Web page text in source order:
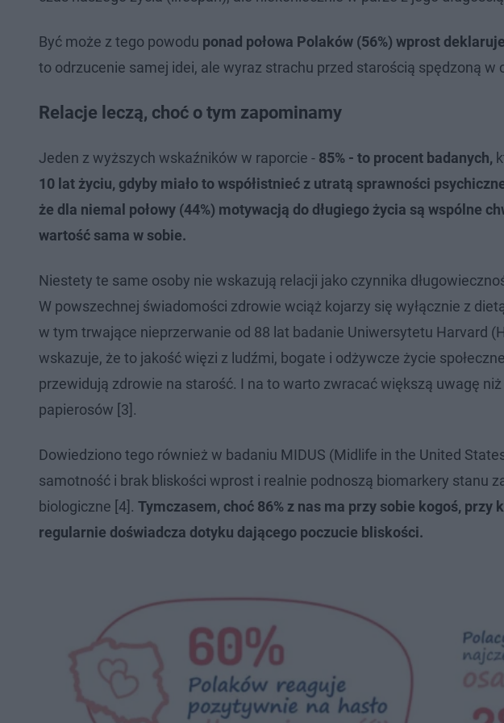
Być może z tego powodu ponad połowa Polaków (56%) wprost
to odrzucenie samej idei, ale wyraz strachu przed starością spędzoną w
Relacje leczą, choć o tym zapominamy
Jeden z wyższych wskaźników w raporcie - 85% - to procent badanych,
10 lat życiu, gdyby miało to współistnieć z utratą sprawności
że dla niemal połowy (44%) motywacją do długiego życia są wspólne
wartość sama w sobie.
Niestety te same osoby nie wskazują relacji jako czynnika
W powszechnej świadomości zdrowie wciąż kojarzy się wyłącznie z
w tym trwające nieprzerwanie od 88 lat badanie Uniwersytetu Harvard
wskazuje, że to jakość więzi z ludźmi, bogate i odżywcze życie
przewidują zdrowie na starość. I na to warto zwracać większą uwagę
papierosów [3].
Dowiedziono tego również w badaniu MIDUS (Midlife in the United
samotność i brak bliskości wprost i realnie podnoszą biomarkery stanu
biologiczne [4]. Tymczasem, choć 86% z nas ma przy sobie kogoś, przy
regularnie doświadcza dotyku dającego poczucie bliskości.